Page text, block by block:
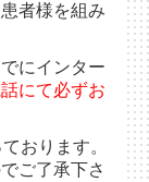
者様を組み
にインター
にて必ずお
おります。
ご了承下さ